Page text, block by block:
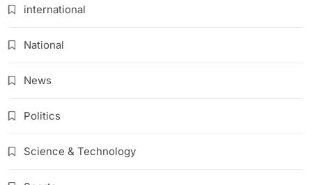
international
National
News
Politics
Science & Technology